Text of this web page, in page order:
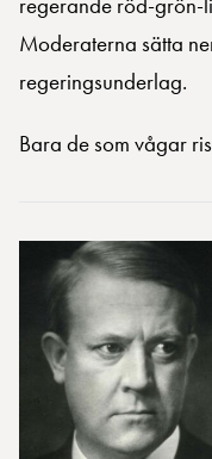
regerande röd-grön-
Moderaterna sätta
regeringsunderlag.
Bara de som vågar